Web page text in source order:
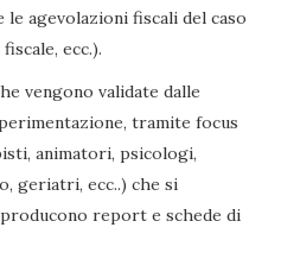
agevolazioni fiscali del caso
ecc.).
vengono validate dalle
tramite focus
animatori, psicologi,
geriatri, ecc..) che si
report e schede di